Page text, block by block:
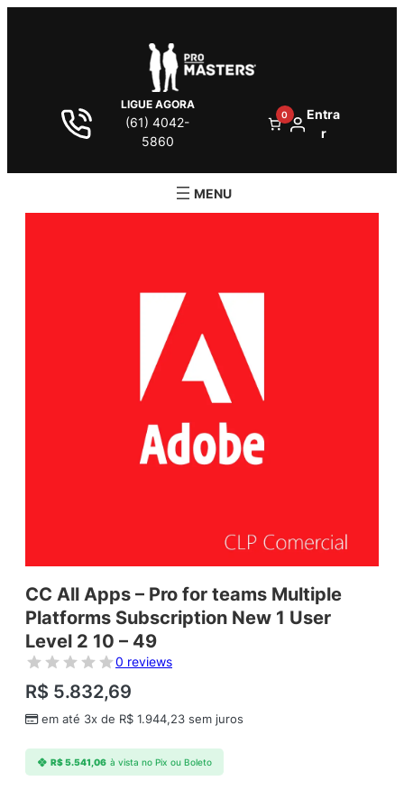
LIGUE AGORA
(61) 4042-
5860
0
Entra
r
CC All Apps – Pro for teams Multiple
Platforms Subscription New 1 User
Level 2 10 – 49
0 reviews
R$ 5.832,69
em até 3x de R$ 1.944,23 sem juros
R$5.541,06 à vista no Pix ou Boleto